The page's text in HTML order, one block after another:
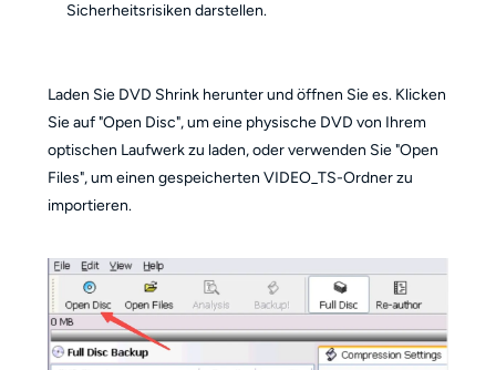
Sicherheitsrisiken darstellen.
Laden Sie DVD Shrink herunter und öffnen Sie es. Klicken
Sie auf "Open Disc", um eine physische DVD von Ihrem
optischen Laufwerk zu laden, oder verwenden Sie "Open
Files", um einen gespeicherten VIDEO_TS-Ordner zu
importieren.